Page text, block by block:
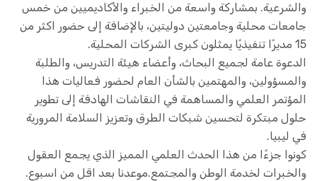
والشرعية. بمشاركة واسعة من الخبراء والأكاديميين من خمس
جامعات محلية وجامعتين دوليتين، بالإضافة إلى حضور اكثر من
15 مديرًا تنفيذيًا يمثلون كبرى الشركات المحلية.
الدعوة عامة لجميع البحاث، وأعضاء هيئة التدريس، والطلبة
والمسؤولين، والمهتمين بالشأن العام لحضور فعاليات هذا
المؤتمر العلمي والمساهمة في النقاشات الهادفة إلى تطوير
حلول مبتكرة لتحسين شبكات الطرق وتعزيز السلامة المرورية
في ليبيا.
كونوا جزءًا من هذا الحدث العلمي المميز الذي يجمع العقول
والخبرات لخدمة الوطن والمجتمع.موعدنا بعد اقل من اسبوع.